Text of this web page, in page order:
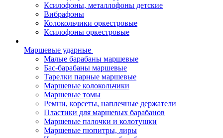
Ксилофоны, металлофоны детские
Вибрафоны
Колокольчики оркестровые
Ксилофоны оркестровые
Маршевые ударные
Малые барабаны маршевые
Бас-барабаны маршевые
Тарелки парные маршевые
Маршевые колокольчики
Маршевые томы
Ремни, корсеты, наплечные держатели
Пластики для маршевых барабанов
Маршевые палочки и колотушки
Маршевые пюпитры, лиры